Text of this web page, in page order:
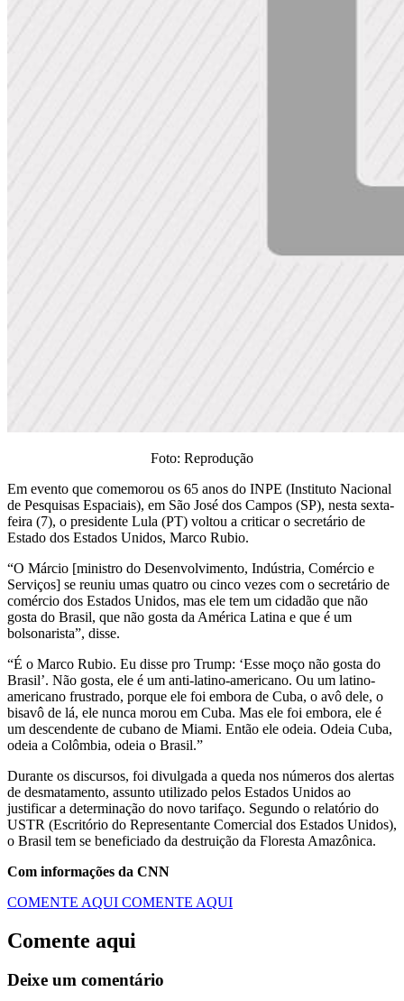
Foto: Reprodução
Em evento que comemorou os 65 anos do INPE (Instituto Nacional
de Pesquisas Espaciais), em São José dos Campos (SP), nesta sexta-
feira (7), o presidente Lula (PT) voltou a criticar o secretário de
Estado dos Estados Unidos, Marco Rubio.
“O Márcio [ministro do Desenvolvimento, Indústria, Comércio e
Serviços] se reuniu umas quatro ou cinco vezes com o secretário de
comércio dos Estados Unidos, mas ele tem um cidadão que não
gosta do Brasil, que não gosta da América Latina e que é um
bolsonarista”, disse.
“É o Marco Rubio. Eu disse pro Trump: ‘Esse moço não gosta do
Brasil’. Não gosta, ele é um anti-latino-americano. Ou um latino-
americano frustrado, porque ele foi embora de Cuba, o avô dele, o
bisavô de lá, ele nunca morou em Cuba. Mas ele foi embora, ele é
um descendente de cubano de Miami. Então ele odeia. Odeia Cuba,
odeia a Colômbia, odeia o Brasil.”
Durante os discursos, foi divulgada a queda nos números dos alertas
de desmatamento, assunto utilizado pelos Estados Unidos ao
justificar a determinação do novo tarifaço. Segundo o relatório do
USTR (Escritório do Representante Comercial dos Estados Unidos),
o Brasil tem se beneficiado da destruição da Floresta Amazônica.
Com informações da CNN
COMENTE AQUI COMENTE AQUI
Comente aqui
Deixe um comentário